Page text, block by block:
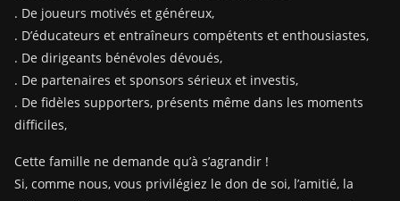
. De joueurs motivés et généreux,
. D’éducateurs et entraîneurs compétents et enthousiastes,
. De dirigeants bénévoles dévoués,
. De partenaires et sponsors sérieux et investis,
. De fidèles supporters, présents même dans les moments
difficiles,
Cette famille ne demande qu’à s’agrandir !
Si, comme nous, vous privilégiez le don de soi, l’amitié, la